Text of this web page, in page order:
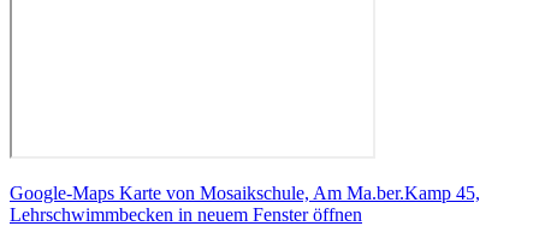
Google-Maps Karte von Mosaikschule, Am Ma.ber.Kamp 45,
Lehrschwimmbecken in neuem Fenster öffnen